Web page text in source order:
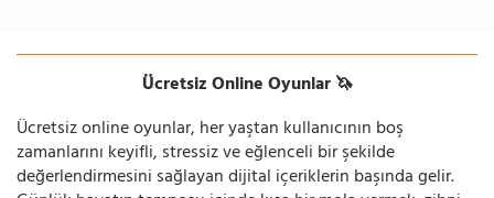
Ücretsiz Online Oyunlar 🦄
Ücretsiz online oyunlar, her yaştan kullanıcının boş
zamanlarını keyifli, stressiz ve eğlenceli bir şekilde
değerlendirmesini sağlayan dijital içeriklerin başında gelir.